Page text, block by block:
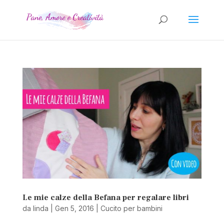
Le mie calze della Befana per regalare libri
da linda Gen 5, 2016 Cucito per bambini